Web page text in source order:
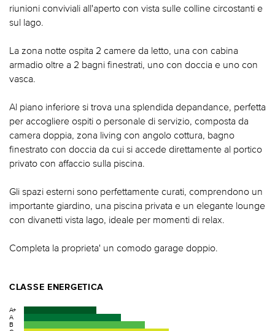
riunioni conviviali all'aperto con vista sulle colline circostanti e
sul lago.
La zona notte ospita 2 camere da letto, una con cabina
armadio oltre a 2 bagni finestrati, uno con doccia e uno con
vasca.
Al piano inferiore si trova una splendida depandance, perfetta
per accogliere ospiti o personale di servizio, composta da
camera doppia, zona living con angolo cottura, bagno
finestrato con doccia da cui si accede direttamente al portico
privato con affaccio sulla piscina.
Gli spazi esterni sono perfettamente curati, comprendono un
importante giardino, una piscina privata e un elegante lounge
con divanetti vista lago, ideale per momenti di relax.
Completa la proprieta' un comodo garage doppio.
CLASSE ENERGETICA
A+
A
B